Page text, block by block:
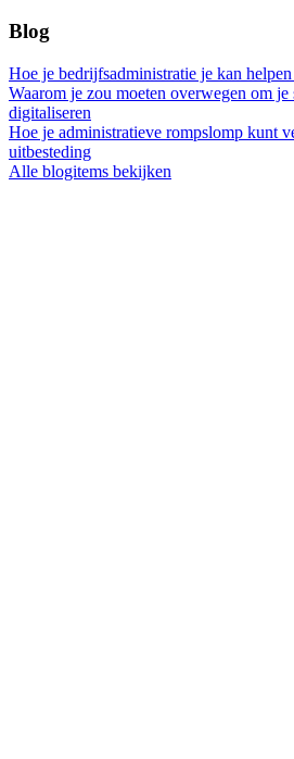
Blog
Hoe je bedrijfsadministratie je kan
Waarom je zou moeten overwegen om je
digitaliseren
Hoe je administratieve rompslomp kunt
uitbesteding
Alle blogitems bekijken